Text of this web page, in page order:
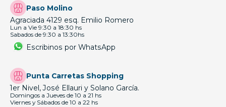
Paso Molino
Agraciada 4129 esq. Emilio Romero
Lun a Vie 9:30 a 18:30 hs
Sabados de 9:30 a 13:30hs
Escribinos por WhatsApp
Punta Carretas Shopping
1er Nivel, José Ellauri y Solano García.
Domingos a Jueves de 10 a 21 hs
Viernes y Sábados de 10 a 22 hs